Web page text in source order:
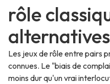
rôle
alternatives
Les jeux de rôle entre pairs
connues. Le "biais de
moins dur qu'un vrai